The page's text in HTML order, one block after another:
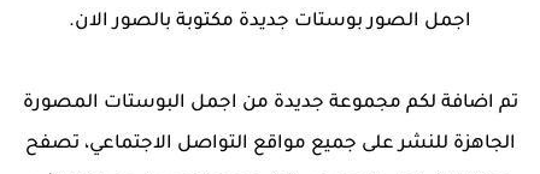
اجمل الصور بوستات جديدة مكتوبة بالصور الان.
تم اضافة لكم مجموعة جديدة من اجمل البوستات المصورة
الجاهزة للنشر على جميع مواقع التواصل الاجتماعي، تصفح